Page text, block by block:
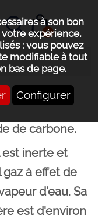
à son bon
expérience,
: vous pouvez
modifiable à tout
bas de page.
Configurer
0
de carbone.
est inerte et
gaz à effet de
d'eau. Sa
est d'environ